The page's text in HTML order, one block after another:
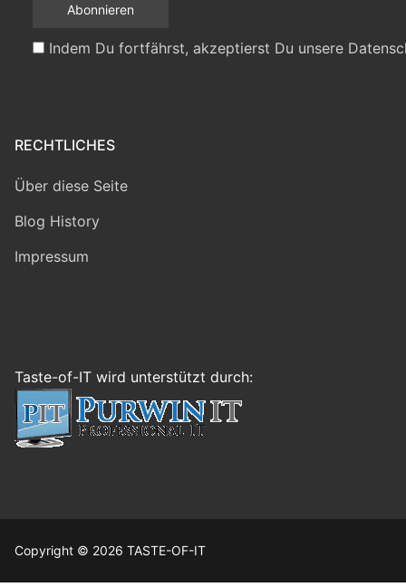
Indem Du fortfährst, akzeptierst Du unsere
RECHTLICHES
Über diese Seite
Blog History
Impressum
Taste-of-IT wird unterstützt durch:
Copyright © 2026 TASTE-OF-IT